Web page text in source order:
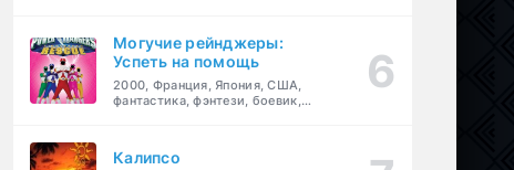
Могучие рейнджеры:
Успеть на помощь
2000, Франция, Япония, США,
фантастика, фэнтези, боевик,
Калипсо